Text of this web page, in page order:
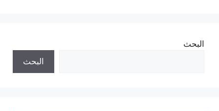
البحث
البحث